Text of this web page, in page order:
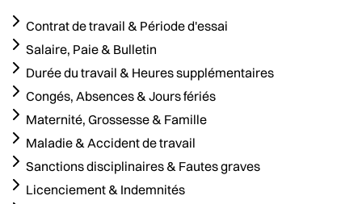
Contrat de travail & Période d'essai
Salaire, Paie & Bulletin
Durée du travail & Heures supplémentaires
Congés, Absences & Jours fériés
Maternité, Grossesse & Famille
Maladie & Accident de travail
Sanctions disciplinaires & Fautes graves
Licenciement & Indemnités